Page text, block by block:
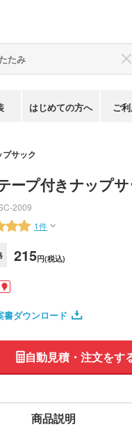
はじめての方へ ご
サック
ープ付きナップサ
2009
1件
215円(税込)
書ダウンロード
自動見積・注文をす
商品説明